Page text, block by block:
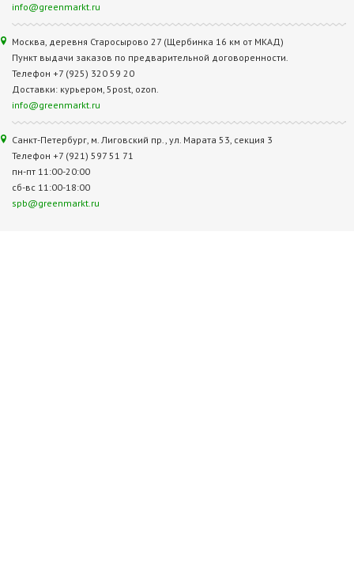
info@greenmarkt.ru
Москва, деревня Старосырово 27 (Щербинка 16 км от МКАД)
Пункт выдачи заказов по предварительной договоренности.
Телефон +7 (925) 320 59 20
Доставки: курьером, 5post, ozon.
info@greenmarkt.ru
Санкт-Петербург, м. Лиговский пр., ул. Марата 53, секция 3
Телефон +7 (921) 597 51 71
пн-пт 11:00-20:00
сб-вс 11:00-18:00
spb@greenmarkt.ru